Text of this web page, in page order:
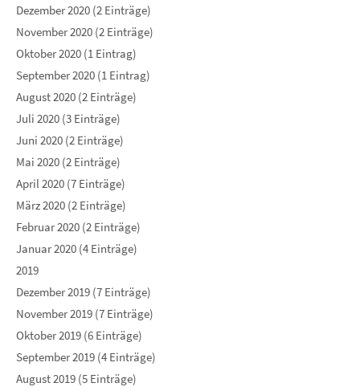
Dezember 2020 (2 Einträge)
November 2020 (2 Einträge)
Oktober 2020 (1 Eintrag)
September 2020 (1 Eintrag)
August 2020 (2 Einträge)
Juli 2020 (3 Einträge)
Juni 2020 (2 Einträge)
Mai 2020 (2 Einträge)
April 2020 (7 Einträge)
März 2020 (2 Einträge)
Februar 2020 (2 Einträge)
Januar 2020 (4 Einträge)
2019
Dezember 2019 (7 Einträge)
November 2019 (7 Einträge)
Oktober 2019 (6 Einträge)
September 2019 (4 Einträge)
August 2019 (5 Einträge)